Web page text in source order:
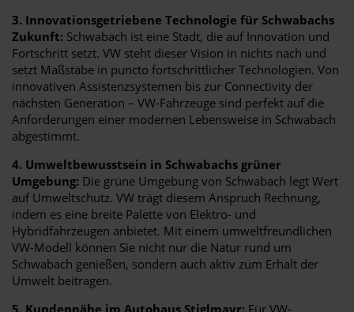
3. Innovationsgetriebene Technologie für Schwabachs
Zukunft: Schwabach ist eine Stadt, die auf Innovation und
Fortschritt setzt. VW steht dieser Vision in nichts nach und
setzt Maßstäbe in puncto fortschrittlicher Technologien. Von
innovativen Assistenzsystemen bis zur Connectivity der
nächsten Generation – VW-Fahrzeuge sind perfekt auf die
Anforderungen einer modernen Lebensweise in Schwabach
abgestimmt.
4. Umweltbewusstsein in Schwabachs grüner
Umgebung: Die grüne Umgebung von Schwabach legt Wert
auf Umweltschutz. VW trägt diesem Anspruch Rechnung,
indem es eine breite Palette von Elektro- und
Hybridfahrzeugen anbietet. Mit einem umweltfreundlichen
VW-Modell können Sie nicht nur die Natur rund um
Schwabach genießen, sondern auch aktiv zum Erhalt der
Umwelt beitragen.
5. Kundennähe im Autohaus Stiglmayr: Für VW-